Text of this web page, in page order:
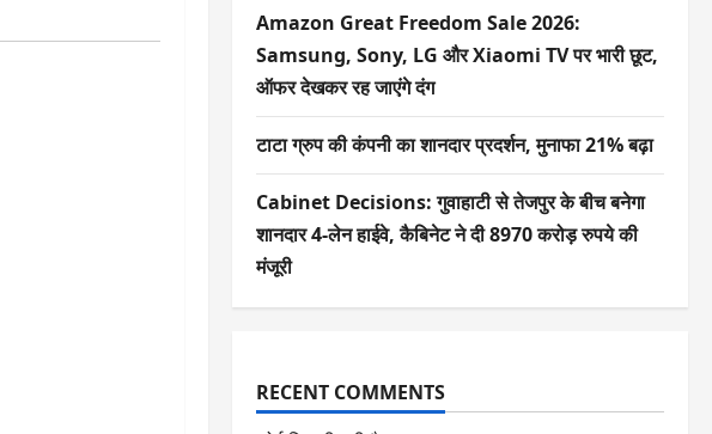
Amazon Great Freedom Sale 2026:
Samsung, Sony, LG और Xiaomi TV पर भारी छूट,
ऑफर देखकर रह जाएंगे दंग
टाटा ग्रुप की कंपनी का शानदार प्रदर्शन, मुनाफा 21% बढ़ा
Cabinet Decisions: गुवाहाटी से तेजपुर के बीच बनेगा
शानदार 4-लेन हाईवे, कैबिनेट ने दी 8970 करोड़ रुपये की
मंजूरी
RECENT COMMENTS